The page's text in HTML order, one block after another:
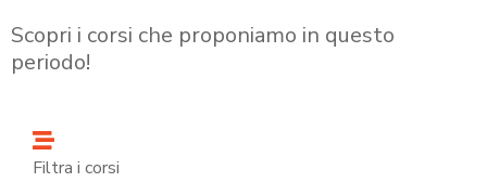
Scopri i corsi che proponiamo in questo
periodo!
Filtra i corsi